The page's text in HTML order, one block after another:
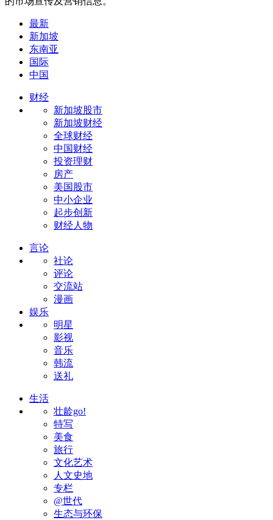
最新
新加坡
东南亚
国际
中国
财经
新加坡股市
新加坡财经
全球财经
中国财经
投资理财
房产
美国股市
中小企业
起步创新
财经人物
言论
社论
评论
交流站
漫画
娱乐
明星
影视
音乐
韩流
送礼
生活
壮龄go!
特写
美食
旅行
文化艺术
人文史地
专栏
@世代
生态与环保